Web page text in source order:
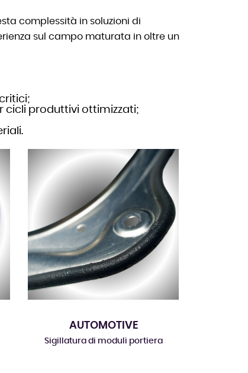
complessità in soluzioni di
sul campo maturata in oltre un
cicli produttivi ottimizzati;
AUTOMOTIVE
Sigillatura di moduli portiera